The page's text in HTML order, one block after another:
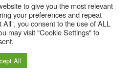
to give you the most relevant
your preferences and repeat
All”, you consent to the use of ALL
may visit "Cookie Settings" to
All